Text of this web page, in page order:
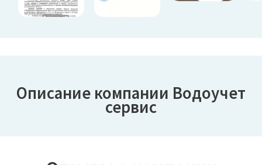
Описание компании Водоучет
сервис